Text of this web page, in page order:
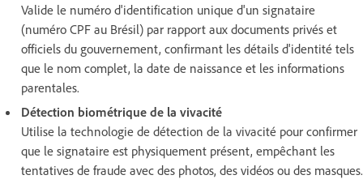
Valide le numéro d'identification unique d'un signataire
(numéro CPF au Brésil) par rapport aux documents privés et
officiels du gouvernement, confirmant les détails d'identité tels
que le nom complet, la date de naissance et les informations
parentales.
Détection biométrique de la vivacité
Utilise la technologie de détection de la vivacité pour confirmer
que le signataire est physiquement présent, empêchant les
tentatives de fraude avec des photos, des vidéos ou des masques.